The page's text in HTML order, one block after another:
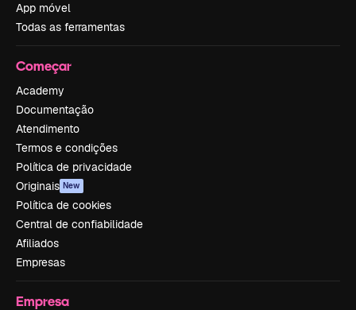
App móvel
Todas as ferramentas
Começar
Academy
Documentação
Atendimento
Termos e condições
Política de privacidade
Originais New
Política de cookies
Central de confiabilidade
Afiliados
Empresas
Empresa